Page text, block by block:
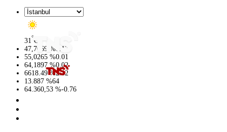
31°C
47,7069 %0.17
55,0265 %0.01
64,1897 %0.02
6618.49 %2.12
13.887 %64
64.360,53 %-0.76